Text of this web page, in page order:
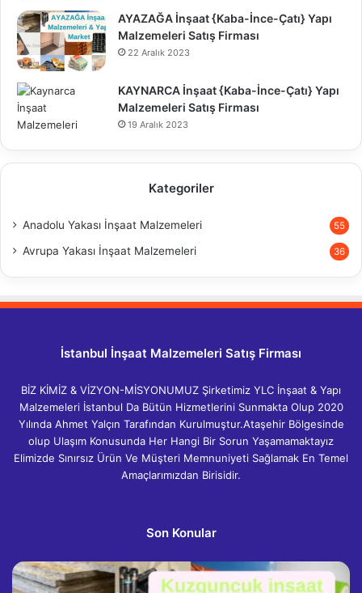
AYAZAĞA İnşaat {Kaba-İnce-Çatı} Yapı
Malzemeleri Satış Firması
22 Aralık 2023
KAYNARCA İnşaat {Kaba-İnce-Çatı} Yapı
Malzemeleri Satış Firması
19 Aralık 2023
Kategoriler
Anadolu Yakası İnşaat Malzemeleri 55
Avrupa Yakası İnşaat Malzemeleri 36
İstanbul İnşaat Malzemeleri Satış Firması
BİZ KİMİZ & VİZYON-MİSYONUMUZ Şirketimiz YLC İnşaat & Yapı
Malzemeleri İstanbul Da Bütün Hizmetlerini Sunmakta Olup 2020
Yılında Ahmet Yalçın Tarafından Kurulmuştur.Ataşehir Bölgesinde
olup Ulaşım Konusunda Her Hangi Bir Sorun Yaşamamaktayız
Elimizde Sınırsız Ürün Ve Müşteri Memnuniyeti Sağlamak En Temel
Amaçlarımızdan Birisidir.
Son Konular